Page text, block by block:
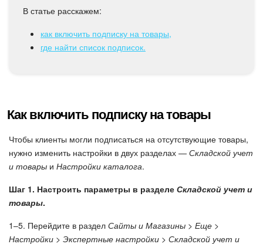
Сайты
Интернет-магазин
CRM
Онлайн-запись
Подпись
Маркетинг
В статье расскажем:
как включить подписку на товары,
где найти список подписок.
Как включить подписку на товары
Чтобы клиенты могли подписаться на отсутствующие товары,
нужно изменить настройки в двух разделах — Складской учет
и товары и Настройки каталога.
Шаг 1. Настроить параметры в разделе Складской учет и
товары.
1–5. Перейдите в раздел Сайты и Магазины > Еще >
Настройки > Экспертные настройки > Складской учет и